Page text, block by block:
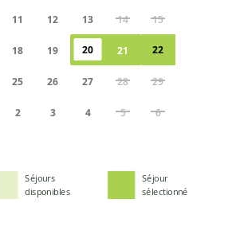
11 12 13 14 15
18 19 20 21 22
25 26 27 28 29
2 3 4 5 6
Séjours
disponibles
Séjour
sélectionné